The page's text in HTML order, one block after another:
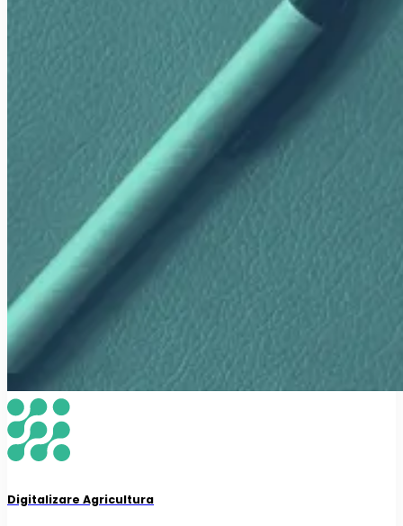
Digitalizare Agricultura